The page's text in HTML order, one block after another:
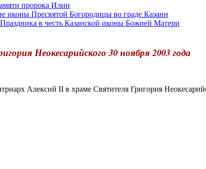
пророка Илии
иконы Пресвятой Богородицы во граде Казани
в честь Казанской иконы Божией Матери
Неокесарийского 30 ноября 2003 года
Алексий II в храме Святителя Григория